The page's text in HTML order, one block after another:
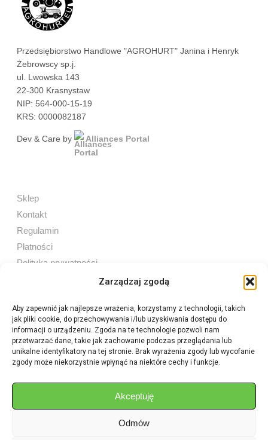
Zarządzaj zgodą
Aby zapewnić jak najlepsze wrażenia, korzystamy z technologii, takich
jak pliki cookie, do przechowywania i/lub uzyskiwania dostępu do
informacji o urządzeniu. Zgoda na te technologie pozwoli nam
przetwarzać dane, takie jak zachowanie podczas przeglądania lub
unikalne identyfikatory na tej stronie. Brak wyrażenia zgody lub wycofanie
zgody może niekorzystnie wpłynąć na niektóre cechy i funkcje.
Akceptuję
Odmów
Przedsiębiorstwo Handlowe "AGROHURT" Janina i Henryk
Żebrowscy sp.j.
ul. Lwowska 143
22-300 Krasnystaw
NIP: 564-000-15-19
KRS: 0000082187
Dev & Care by Alliances Portal
Sklep
Kontakt
Regulamin
Płatności
Polityka prywatności
Sprzedaż internetowa
Tel:605 603 753
Sprzedaż detaliczna
aukcje.agrohurt@gmail.com